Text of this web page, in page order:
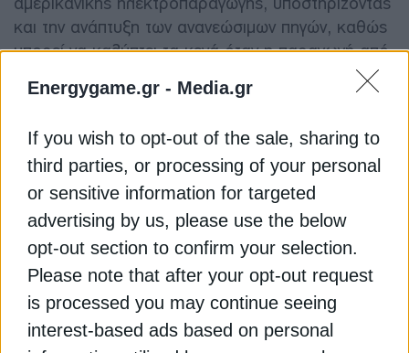
Energygame.gr - Media.gr
If you wish to opt-out of the sale, sharing to
third parties, or processing of your personal
or sensitive information for targeted
advertising by us, please use the below
opt-out section to confirm your selection.
Please note that after your opt-out request
is processed you may continue seeing
interest-based ads based on personal
και την ανάπτυξη των ανανεώσιμων πηγών, καθώς
μπορεί να καλύπτει τα κενά όταν η παραγωγή από
Την ίδια στιγμή, οι ανανεώσιμες πηγές
αναπτύσσονται ταχύτερα ως ποσοστό, όμως το
φυσικό αέριο εξακολουθεί να αυξάνεται σε
απόλυτους όγκους κατανάλωσης,
επιβεβαιώνοντας τη μετάβαση σε ένα νέο
ενεργειακό μοντέλο όπου ο ηλεκτρισμός και το
φυσικό αέριο παίζουν τον κεντρικό ρόλο.
Διαβάστε ακόμη